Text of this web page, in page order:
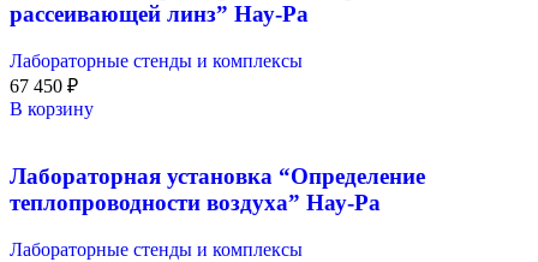
рассеивающей линз” Нау-Ра
Лабораторные стенды и комплексы
67 450 ₽
В корзину
Лабораторная установка “Определение
теплопроводности воздуха” Нау-Ра
Лабораторные стенды и комплексы